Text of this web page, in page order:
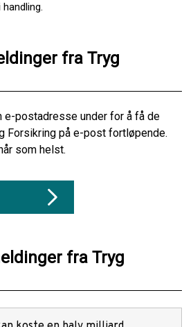
fra Tryg
e-postadresse under for å få de
Forsikring på e-post fortløpende.
som helst.
fra Tryg